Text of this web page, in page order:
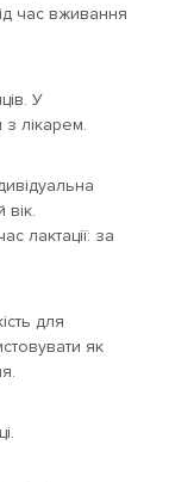
час вживання
У
лікарем.
вік.
лактації: за
для
як